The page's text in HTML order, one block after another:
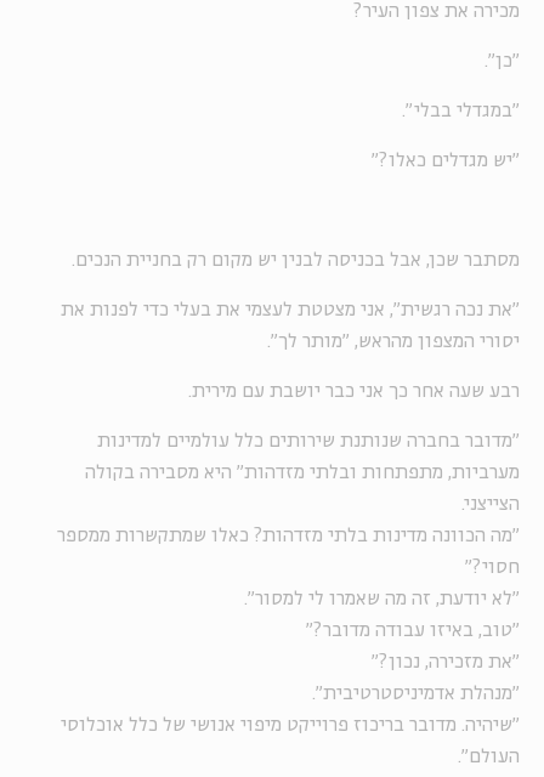
מכירה את צפון העיר?
"כן".
"במגדלי בבלי".
"יש מגדלים כאלו?"
מסתבר שכן, אבל בכניסה לבנין יש מקום רק בחניית הנכים.
"את נכה רגשית", אני מצטטת לעצמי את בעלי כדי לפנות את
יסורי המצפון מהראש, "מותר לך".
רבע שעה אחר כך אני כבר יושבת עם מירית.
"מדובר בחברה שנותנת שירותים כלל עולמיים למדינות
מערביות, מתפתחות ובלתי מזדהות" היא מסבירה בקולה
הצייצני.
"מה הכוונה מדינות בלתי מזדהות? כאלו שמתקשרות ממספר
חסוי?"
"לא יודעת, זה מה שאמרו לי למסור".
"טוב, באיזו עבודה מדובר?"
"את מזכירה, נכון?"
"מנהלת אדמיניסטרטיבית".
"שיהיה. מדובר בריכוז פרוייקט מיפוי אנושי של כלל אוכלוסי
העולם".